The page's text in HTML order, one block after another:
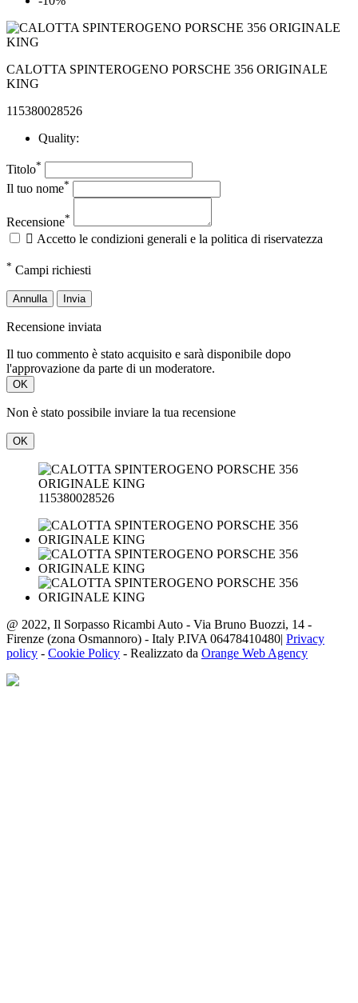
CALOTTA SPINTEROGENO PORSCHE 356 ORIGINALE
KING
115380028526
Quality:
Titolo*
Il tuo nome*
Recensione*
 Accetto le condizioni generali e la politica di riservatezza
* Campi richiesti
Annulla Invia
Recensione inviata
Il tuo commento è stato acquisito e sarà disponibile dopo
l'approvazione da parte di un moderatore.
OK
Non è stato possibile inviare la tua recensione
OK
115380028526
@ 2022, Il Sorpasso Ricambi Auto - Via Bruno Buozzi, 14 -
Firenze (zona Osmannoro) - Italy P.IVA 06478410480| Privacy
policy - Cookie Policy - Realizzato da Orange Web Agency